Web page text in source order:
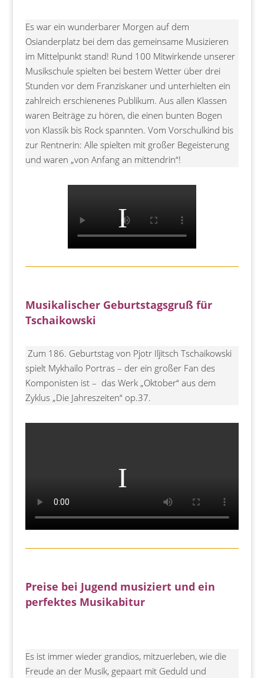
Es war ein wunderbarer Morgen auf dem
Osianderplatz bei dem das gemeinsame Musizieren
im Mittelpunkt stand! Rund 100 Mitwirkende unserer
Musikschule spielten bei bestem Wetter über drei
Stunden vor dem Franziskaner und unterhielten ein
zahlreich erschienenes Publikum. Aus allen Klassen
waren Beiträge zu hören, die einen bunten Bogen
von Klassik bis Rock spannten. Vom Vorschulkind bis
zur Rentnerin: Alle spielten mit großer Begeisterung
und waren „von Anfang an mittendrin“!
Musikalischer Geburtstagsgruß für
Tschaikowski
Zum 186. Geburtstag von Pjotr Iljitsch Tschaikowski
spielt Mykhailo Portras – der ein großer Fan des
Komponisten ist – das Werk „Oktober“ aus dem
Zyklus „Die Jahreszeiten“ op.37.
Preise bei Jugend musiziert und ein
perfektes Musikabitur
Es ist immer wieder grandios, mitzuerleben, wie die
Freude an der Musik, gepaart mit Geduld und